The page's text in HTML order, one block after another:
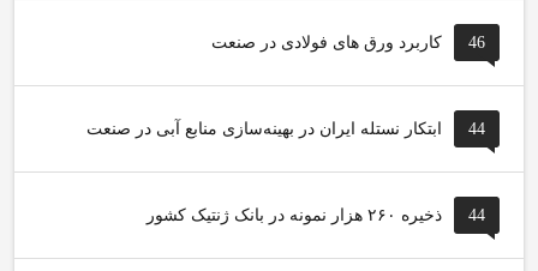
46 کاربرد ورق های فولادی در صنعت
44 ابتکار نستله ایران در بهینه‌سازی منابع آبی در صنعت
44 ذخیره ۲۶۰ هزار نمونه در بانک ژنتیک کشور